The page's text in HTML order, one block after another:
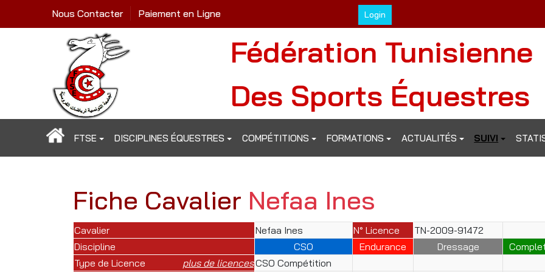
Login
Nous Contacter Paiement en Ligne
Fédération Tunisienne
Des Sports Équestres
FTSE DISCIPLINES ÉQUESTRES COMPÉTITIONS FORMATIONS ACTUALITÉS SUIVI
Fiche Cavalier Nefaa Ines
Cavalier Nefaa Ines N° Licence
TN-2009-91472
Discipline
CSO Endurance Dressage
Type de Licence
plus de licencesCSO Compétition